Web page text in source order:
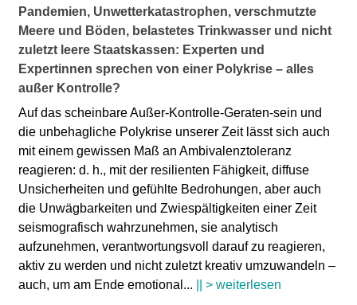
Pandemien, Unwetterkatastrophen, verschmutzte
Meere und Böden, belastetes Trinkwasser und nicht
zuletzt leere Staatskassen: Experten und
Expertinnen sprechen von einer Polykrise– alles
außer Kontrolle?
Auf das scheinbare Außer-Kontrolle-Geraten-sein und
die unbehagliche Polykrise unserer Zeit lässt sich auch
mit einem gewissen Maß an Ambivalenztoleranz
reagieren: d. h., mit der resilienten Fähigkeit, diffuse
Unsicherheiten und gefühlte Bedrohungen, aber auch
die Unwägbarkeiten und Zwiespältigkeiten einer Zeit
seismografisch wahrzunehmen, sie analytisch
aufzunehmen, verantwortungsvoll darauf zu reagieren,
aktiv zu werden und nicht zuletzt kreativ umzuwandeln –
auch, um am Ende emotional ... || > weiterlesen